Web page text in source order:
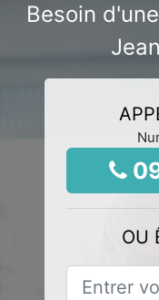
Besoin
OU